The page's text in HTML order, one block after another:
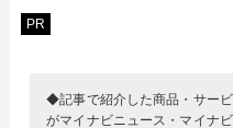
PR
◆記事で紹介した商品・サー
がマイナビニュース・マイナ